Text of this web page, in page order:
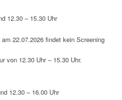
12.30 – 15.30 Uhr
22.07.2026 findet kein Screening
von 12.30 Uhr – 15.30 Uhr.
12.30 – 16.00 Uhr